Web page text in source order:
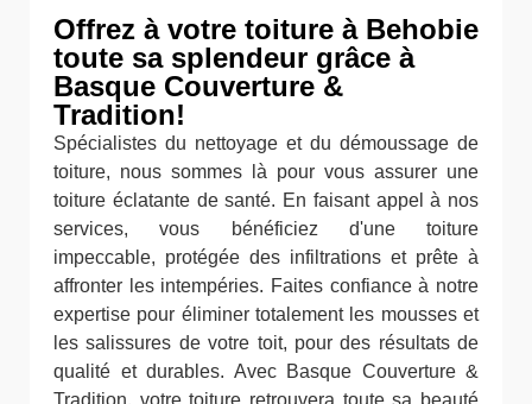
Offrez à votre toiture à Behobie
toute sa splendeur grâce à
Basque Couverture &
Tradition!
Spécialistes du nettoyage et du démoussage de
toiture, nous sommes là pour vous assurer une
toiture éclatante de santé. En faisant appel à nos
services, vous bénéficiez d'une toiture
impeccable, protégée des infiltrations et prête à
affronter les intempéries. Faites confiance à notre
expertise pour éliminer totalement les mousses et
les salissures de votre toit, pour des résultats de
qualité et durables. Avec Basque Couverture &
Tradition, votre toiture retrouvera toute sa beauté